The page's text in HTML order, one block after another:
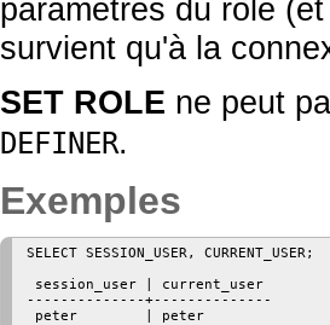
paramètres du rôle
survient qu'à la
SET ROLE ne peut
DEFINER.
Exemples
SELECT SESSION_USER, CURRENT_USER;
session_user | current_user
--------------+--------------
peter        | peter